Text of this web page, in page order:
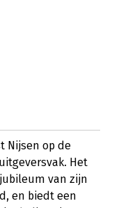
Nijsen op de
Het
van zijn
en biedt een